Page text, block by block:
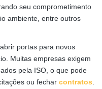
seu comprometimento
ambiente, entre outros
portas para novos
Muitas empresas exigem
pela ISO, o que pode
ou fechar contratos.